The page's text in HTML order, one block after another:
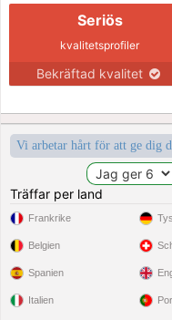
Seriös
kvalitetsprofiler
Bekräftad kvalitet
Vi arbetar hårt för att ge dig
Träffar per land
Frankrike
Belgien
Spanien
Italien